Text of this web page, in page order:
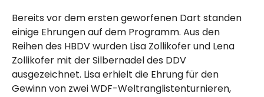
Bereits vor dem ersten geworfenen Dart standen
einige Ehrungen auf dem Programm. Aus den
Reihen des HBDV wurden Lisa Zollikofer und Lena
Zollikofer mit der Silbernadel des DDV
ausgezeichnet. Lisa erhielt die Ehrung für den
Gewinn von zwei WDF-Weltranglistenturnieren,